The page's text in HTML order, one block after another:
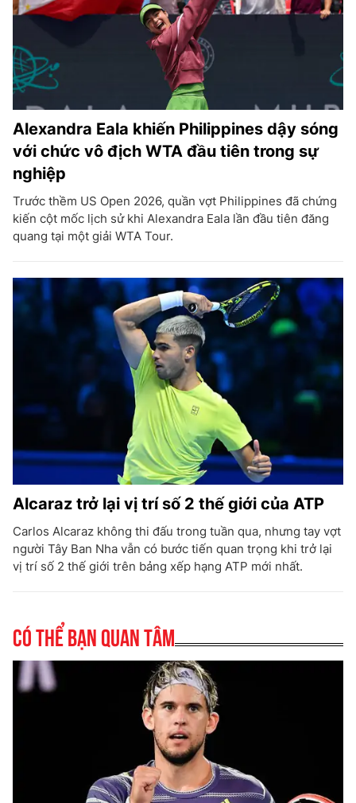
Alexandra Eala khiến Philippines dậy sóng
với chức vô địch WTA đầu tiên trong sự
nghiệp
Trước thềm US Open 2026, quần vợt Philippines đã chứng
kiến cột mốc lịch sử khi Alexandra Eala lần đầu tiên đăng
quang tại một giải WTA Tour.
Alcaraz trở lại vị trí số 2 thế giới của ATP
Carlos Alcaraz không thi đấu trong tuần qua, nhưng tay vợt
người Tây Ban Nha vẫn có bước tiến quan trọng khi trở lại
vị trí số 2 thế giới trên bảng xếp hạng ATP mới nhất.
Có thể bạn quan tâm